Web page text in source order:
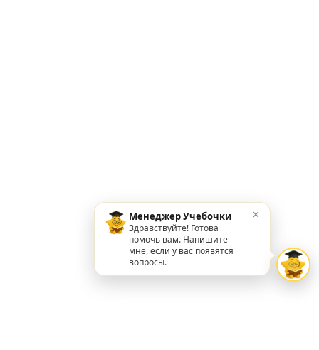
Менеджер Учебочки
Здравствуйте! Готова
помочь вам. Напишите
мне, если у вас появятся
вопросы.
×